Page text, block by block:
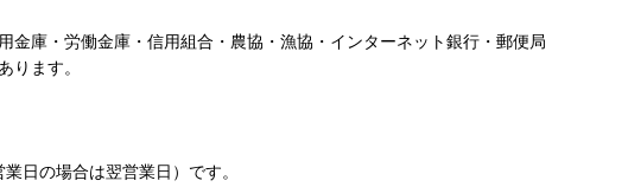
金庫・労働金庫・信用組合・農協・漁協・インターネット銀行・郵便局
ります。
日の場合は翌営業日）です。